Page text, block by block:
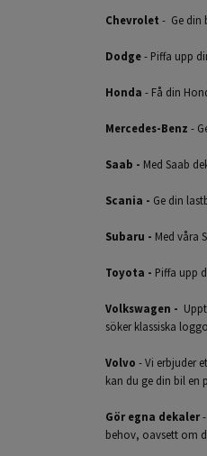
Chevrolet - Ge din
Dodge- Piffa upp
Honda - Få din
Mercedes-Benz -
Saab - Med Saab
Scania - Ge din
Subaru - Med våra
Toyota - Piffa upp
Volkswagen -
söker klassiska
Volvo - Vi erbjuder
kan du ge din bil en
Gör egna dekaler-
behov, oavsett om